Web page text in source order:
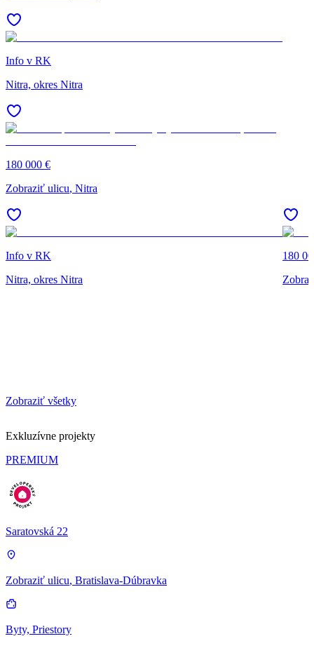
Info v RK
Nitra, okres Nitra
180 000 €
Zobraziť ulicu, Nitra
Info v RK
Nitra, okres Nitra
180
Zobraziť všetky
Exkluzívne projekty
PREMIUM
Saratovská 22
Zobraziť ulicu, Bratislava-Dúbravka
Byty, Priestory